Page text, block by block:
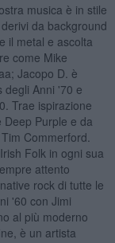
musica è in stile
da background
il metal e ascolta
come Mike
Jacopo D. è
degli Anni '70 e
Trae ispirazione
Purple e da
Commerford.
Folk in ogni sua
attento
rock di tutte le
'60 con Jimi
al più moderno
è un artista